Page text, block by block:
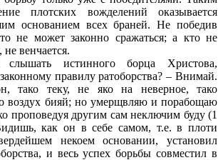
плотских вожделений оказывается
основанием всех браней. Не победив
не может законно сражаться; а кто не
не венчается.
истинного борца Христова,
правилу ратоборства? – Внимай.
тако теку, не яко на неверное, тако
воздух бияй; но умерщвляю и порабощаю
проповедуя другим сам неключим буду (1
как он в себе самом, т.е. в плоти
некоем основании, установил
и весь успех борьбы совместил в